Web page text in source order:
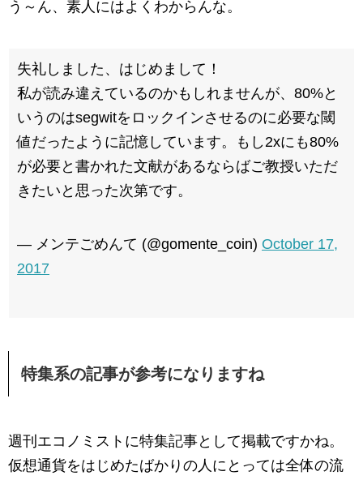
う～ん、素人にはよくわからんな。
失礼しました、はじめまして！
私が読み違えているのかもしれませんが、80%と
いうのはsegwitをロックインさせるのに必要な閾
値だったように記憶しています。もし2xにも80%
が必要と書かれた文献があるならばご教授いただ
きたいと思った次第です。
— メンテごめんて (@gomente_coin) October 17,
2017
特集系の記事が参考になりますね
週刊エコノミストに特集記事として掲載ですかね。
仮想通貨をはじめたばかりの人にとっては全体の流